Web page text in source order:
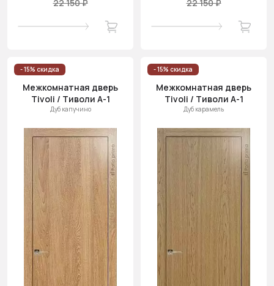
22 150 ₽ 22 150 ₽
- 15% скидка
Межкомнатная дверь
Tivoli / Тиволи А-1
Дуб капучино
- 15% скидка
Межкомнатная дверь
Tivoli / Тиволи А-1
Дуб карамель